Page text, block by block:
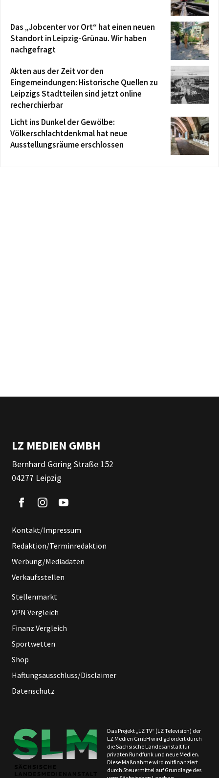
Das „Jobcenter vor Ort“ hat einen neuen
Standort in Leipzig-Grünau. Wir haben
nachgefragt
Akten aus der Zeit vor den
Eingemeindungen: Historische Quellen zu
Leipzigs Stadtteilen sind jetzt online
recherchierbar
Licht ins Dunkel der Gewölbe:
Völkerschlachtdenkmal hat neue
Ausstellungsräume erschlossen
LZ MEDIEN GMBH
Bernhard Göring Straße 152
04277 Leipzig
Kontakt/Impressum
Redaktion/Terminredaktion
Werbung/Mediadaten
Verkaufsstellen
Stellenmarkt
VPN Vergleich
Finanz Vergleich
Sportwetten
Shop
Haftungsausschluss/Disclaimer
Datenschutz
Das Projekt „LZ TV“ (LZ Television) der
LZ Medien GmbH wird gefördert durch
die Sächsische Landesanstalt für
privaten Rundfunk und neue Medien.
Diese Maßnahme wird mitfinanziert
durch Steuermittel auf Grundlage des